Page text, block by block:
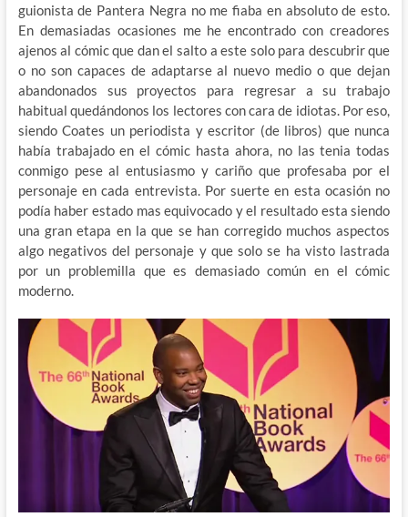
guionista de Pantera Negra no me fiaba en absoluto de esto.
En demasiadas ocasiones me he encontrado con creadores
ajenos al cómic que dan el salto a este solo para descubrir que
o no son capaces de adaptarse al nuevo medio o que dejan
abandonados sus proyectos para regresar a su trabajo
habitual quedándonos los lectores con cara de idiotas. Por eso,
siendo Coates un periodista y escritor (de libros) que nunca
había trabajado en el cómic hasta ahora, no las tenia todas
conmigo pese al entusiasmo y cariño que profesaba por el
personaje en cada entrevista. Por suerte en esta ocasión no
podía haber estado mas equivocado y el resultado esta siendo
una gran etapa en la que se han corregido muchos aspectos
algo negativos del personaje y que solo se ha visto lastrada
por un problemilla que es demasiado común en el cómic
moderno.